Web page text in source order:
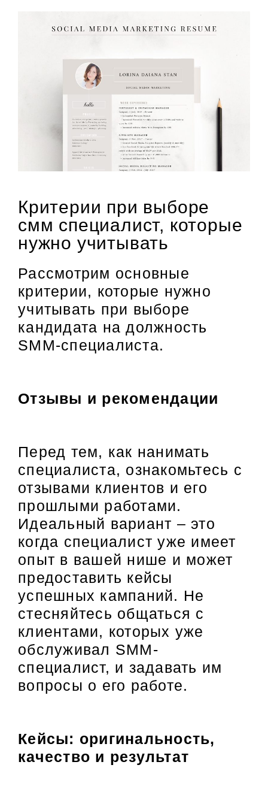
Критерии при выборе
смм специалист, которые
нужно учитывать
Рассмотрим основные
критерии, которые нужно
учитывать при выборе
кандидата на должность
SMM-специалиста.
Отзывы и рекомендации
Перед тем, как нанимать
специалиста, ознакомьтесь с
отзывами клиентов и его
прошлыми работами.
Идеальный вариант – это
когда специалист уже имеет
опыт в вашей нише и может
предоставить кейсы
успешных кампаний. Не
стесняйтесь общаться с
клиентами, которых уже
обслуживал SMM-
специалист, и задавать им
вопросы о его работе.
Кейсы: оригинальность,
качество и результат